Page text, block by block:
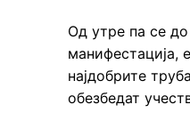
Од утре па се
манифестација,
најдобрите
обезбедат